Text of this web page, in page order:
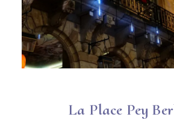
La Place Pey